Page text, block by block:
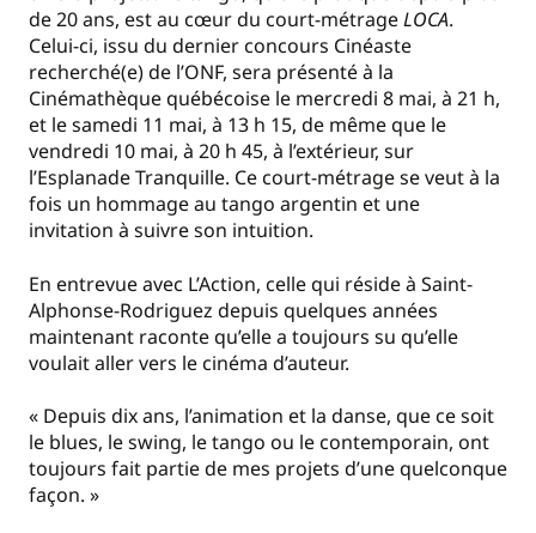
de 20 ans, est au cœur du court-métrageLOCA.
Celui-ci, issu du dernier concours Cinéaste
recherché(e) de l’ONF, sera présenté à la
Cinémathèque québécoise le mercredi 8 mai, à 21 h,
et le samedi 11 mai, à 13 h 15, de même que le
vendredi 10 mai, à 20 h 45, à l’extérieur, sur
l’Esplanade Tranquille. Ce court-métrage se veut à la
fois un hommage au tango argentin et une
invitation à suivre son intuition.
En entrevue avec L’Action, celle qui réside à Saint-
Alphonse-Rodriguez depuis quelques années
maintenant raconte qu’elle a toujours su qu’elle
voulait aller vers le cinéma d’auteur.
« Depuis dix ans, l’animation et la danse, que ce soit
le blues, le swing, le tango ou le contemporain, ont
toujours fait partie de mes projets d’une quelconque
façon. »